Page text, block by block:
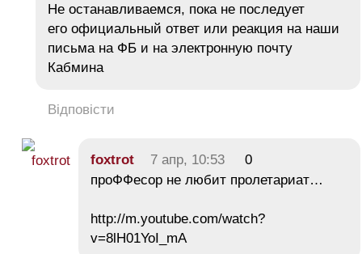
Не останавливаемся, пока не последует
его официальный ответ или реакция на наши
письма на ФБ и на электронную почту
Кабмина
Відповісти
foxtrot 7 апр, 10:53
0
проФФесор не любит пролетариат…
http://m.youtube.com/watch?
v=8lH01YoI_mA